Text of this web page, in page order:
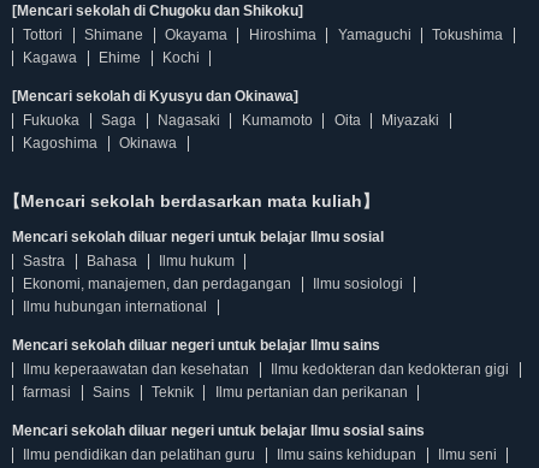
[Mencari sekolah di Chugoku dan Shikoku]
Tottori
Shimane Okayama Hiroshima Yamaguchi
Tokushima
Kagawa
Ehime Kochi
[Mencari sekolah di Kyusyu dan Okinawa]
Fukuoka
Saga Nagasaki Kumamoto Oita
Miyazaki
Kagoshima
Okinawa
【Mencari sekolah berdasarkan mata kuliah】
Mencari sekolah diluar negeri untuk belajar Ilmu sosial
Sastra
Bahasa
Ilmu hukum
Ekonomi, manajemen, dan perdagangan
Ilmu sosiologi
Ilmu hubungan international
Mencari sekolah diluar negeri untuk belajar Ilmu sains
Ilmu keperaawatan dan kesehatan
Ilmu kedokteran dan kedokteran gigi
farmasi
Sains Teknik Ilmu pertanian dan perikanan
Mencari sekolah diluar negeri untuk belajar Ilmu sosial sains
Ilmu pendidikan dan pelatihan guru
Ilmu sains kehidupan
Ilmu seni